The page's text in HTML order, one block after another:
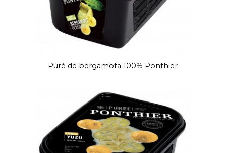
Puré de bergamota 100% Ponthier